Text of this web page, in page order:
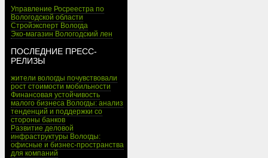
Управление Росреестра по
Вологодской области
Стройэксперт Вологда
Эко-магазин Вологодский лен
ПОСЛЕДНИЕ ПРЕСС-
РЕЛИЗЫ
жители вологды почувствовали
рост стоимости мобильности
Финансовая устойчивость
малого бизнеса Вологды: анализ
тенденций и поддержки со
стороны банков
Развитие деловой
инфраструктуры Вологды:
офисные и бизнес-пространства
для компаний